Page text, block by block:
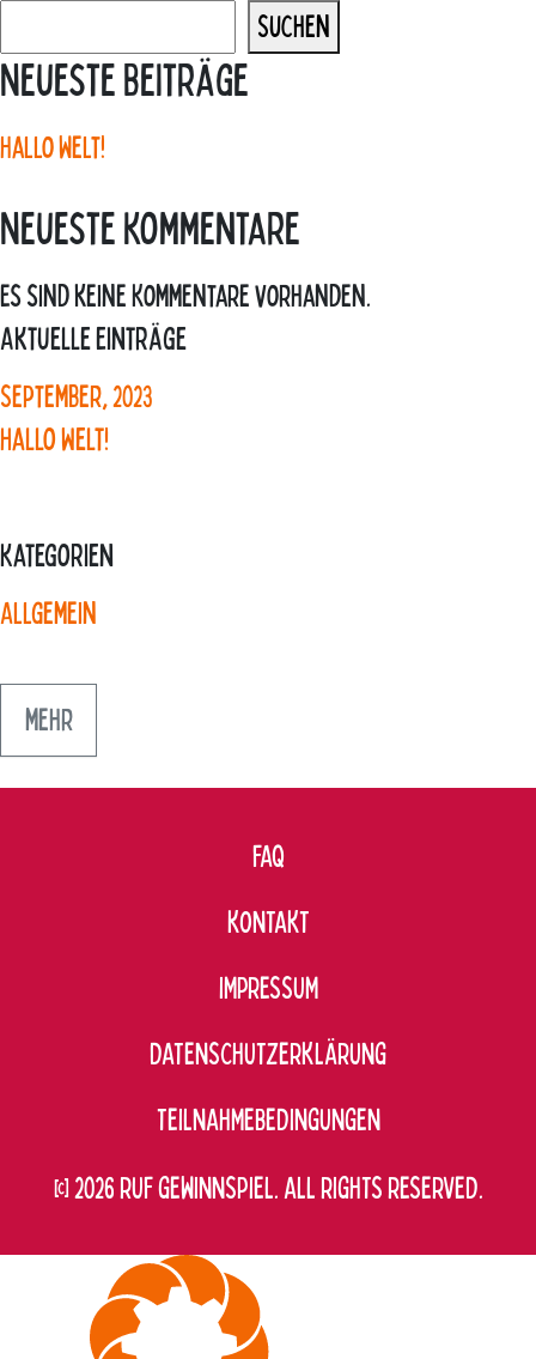
Suchen
Neueste Beiträge
Hallo Welt!
Neueste Kommentare
Es sind keine Kommentare vorhanden.
Aktuelle Einträge
September, 2023
Hallo Welt!
Kategorien
Allgemein
mehr
FAQ
KONTAKT
IMPRESSUM
DATENSCHUTZERKLÄRUNG
TEILNAHMEBEDINGUNGEN
© 2026 RUF GEWINNSPIEL. ALL RIGHTS RESERVED.